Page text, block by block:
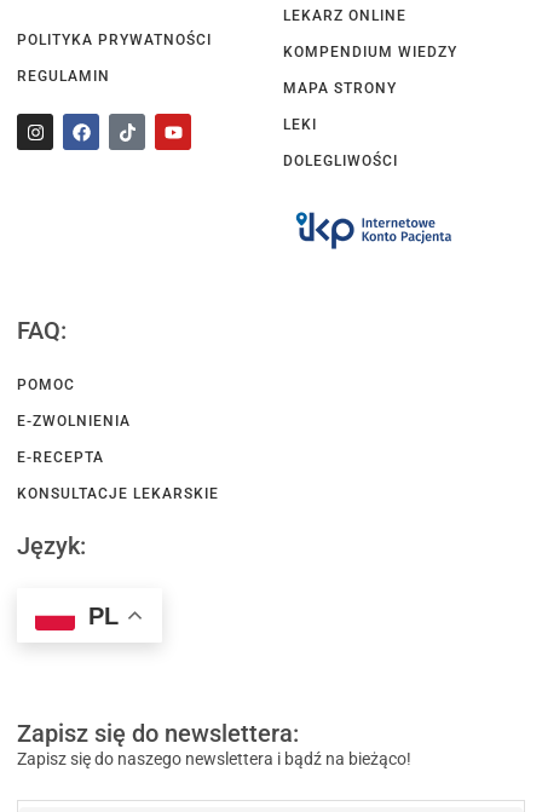
POLITYKA PRYWATNOŚCI
REGULAMIN
LEKARZ ONLINE
KOMPENDIUM WIEDZY
MAPA STRONY
LEKI
DOLEGLIWOŚCI
FAQ:
POMOC
E-ZWOLNIENIA
E-RECEPTA
KONSULTACJE LEKARSKIE
Język:
PL
Zapisz się do newslettera:
Zapisz się do naszego newslettera i bądź na bieżąco!